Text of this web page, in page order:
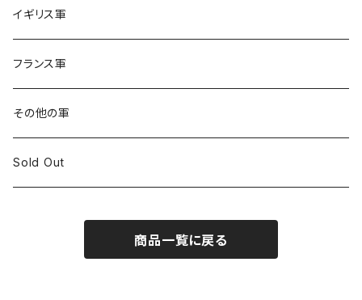
イギリス軍
フランス軍
その他の軍
Sold Out
商品一覧に戻る